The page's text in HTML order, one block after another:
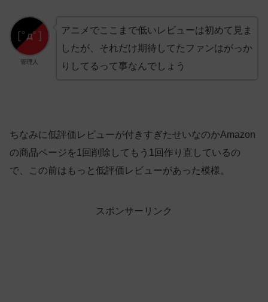
管理人
アニメでここまで低いレビューは初めて見ま
したが、それだけ期待してたファンはがっか
りしてるって事なんでしょう
ちなみに低評価レビューが付きすぎたせいなのかAmazon
の商品ページを1回削除してもう1回作り直しているの
で、この前はもっと低評価レビューがあった模様。
スポンサーリンク